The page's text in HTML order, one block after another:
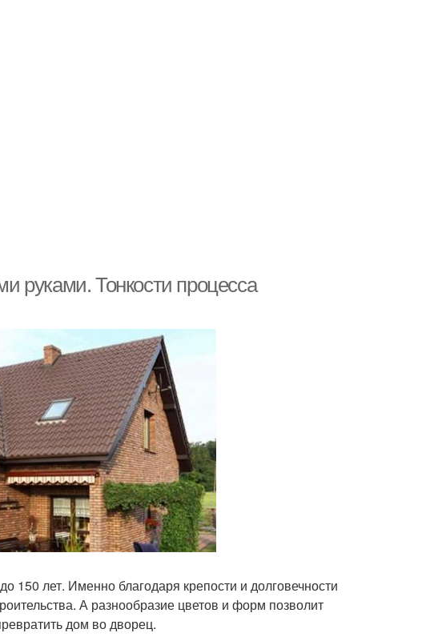
руками. Тонкости процесса
150 лет. Именно благодаря крепости и долговечности
А разнообразие цветов и форм позволит
дом во дворец.